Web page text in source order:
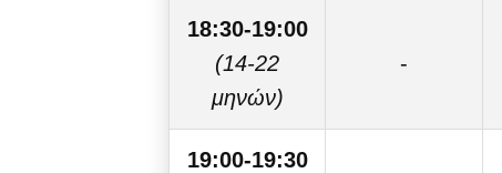
18:30-19:00
(14-22
μηνών)
-
19:00-19:30